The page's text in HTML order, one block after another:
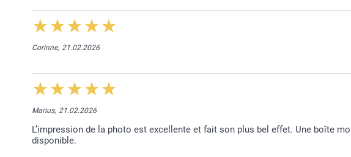
Corinne, 21.02.2026
Marius, 21.02.2026
L’impression de la photo est excellente et fait son plus bel effet. Une boîte
disponible.